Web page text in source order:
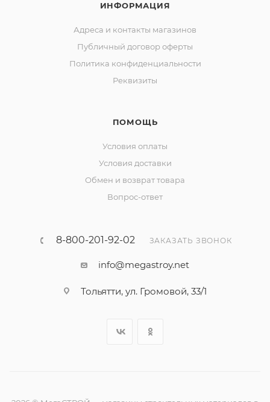
ИНФОРМАЦИЯ
Адреса и контакты магазинов
Публичный договор оферты
Политика конфиденциальности
Реквизиты
ПОМОЩЬ
Условия оплаты
Условия доставки
Обмен и возврат товара
Вопрос-ответ
8-800-201-92-02 ЗАКАЗАТЬ ЗВОНОК
info@megastroy.net
Тольятти, ул. Громовой, 33/1